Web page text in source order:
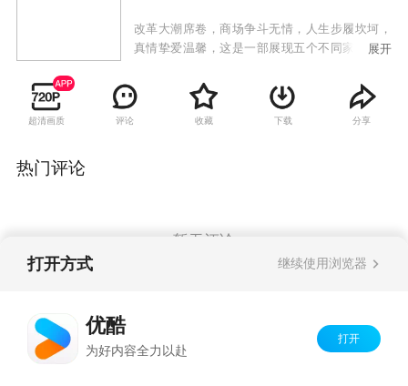
改革大潮席卷，商场争斗无情，人生步履坎坷，
真情挚爱温馨，这是一部展现五个不同家庭不同
翰英街，说不完的世事沧桑；一个好故事，道不
尽的韵味悠长。故事折射改革开放城市巨变，呈
现京城精英众生相。
展开
超清画质 评论 收藏 下载 分享
热门评论
暂无评论
打开方式 继续使用浏览器
优酷
为好内容全力以赴
打开